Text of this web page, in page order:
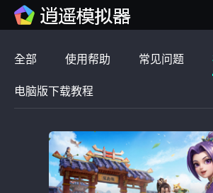
全部 使用帮助 常见问题
电脑版下载教程